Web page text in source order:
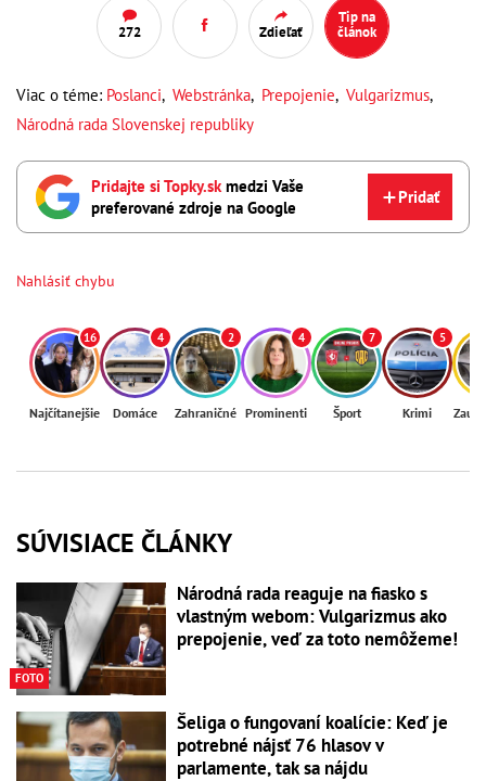
272 Zdieľať
Tip na
článok
Viac o téme: Poslanci, Webstránka, Prepojenie, Vulgarizmus,
Národná rada Slovenskej republiky
Pridajte si Topky.sk medzi Vaše
preferované zdroje na Google
Pridať
Nahlásiť chybu
16
Najčítanejšie
4
Domáce
2
Zahraničné
4
Prominenti
7
Šport
5
Krimi
SÚVISIACE ČLÁNKY
FOTO
Národná rada reaguje na fiasko s
vlastným webom: Vulgarizmus ako
prepojenie, veď za toto nemôžeme!
Šeliga o fungovaní koalície: Keď je
potrebné nájsť 76 hlasov v
parlamente, tak sa nájdu